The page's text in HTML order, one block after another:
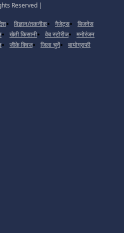
Reserved |
विज्ञान/तकनीक गैजेट्स
बिजनेस
खेती किसानी वेब स्टोरीज
मनोरंजन
जीके क्विज जिला चुनें
बायोग्राफी